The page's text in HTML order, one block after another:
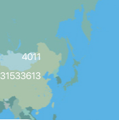
4011
31533613